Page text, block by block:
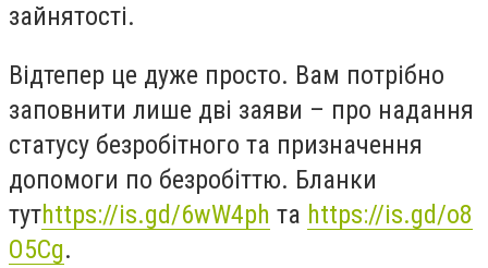
зайнятості.
Відтепер це дуже просто. Вам потрібно
заповнити лише дві заяви – про надання
статусу безробітного та призначення
допомоги по безробіттю. Бланки
тутhttps://is.gd/6wW4ph та https://is.gd/o8
O5Cg.